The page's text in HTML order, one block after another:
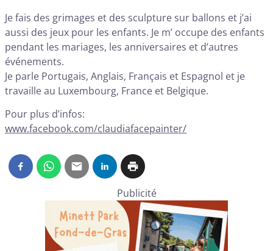
Je fais des grimages et des sculpture sur ballons et j’ai
aussi des jeux pour les enfants. Je m’ occupe des enfants
pendant les mariages, les anniversaires et d’autres
événements.
Je parle Portugais, Anglais, Français et Espagnol et je
travaille au Luxembourg, France et Belgique.
Pour plus d’infos:
www.facebook.com/claudiafacepainter/
Publicité